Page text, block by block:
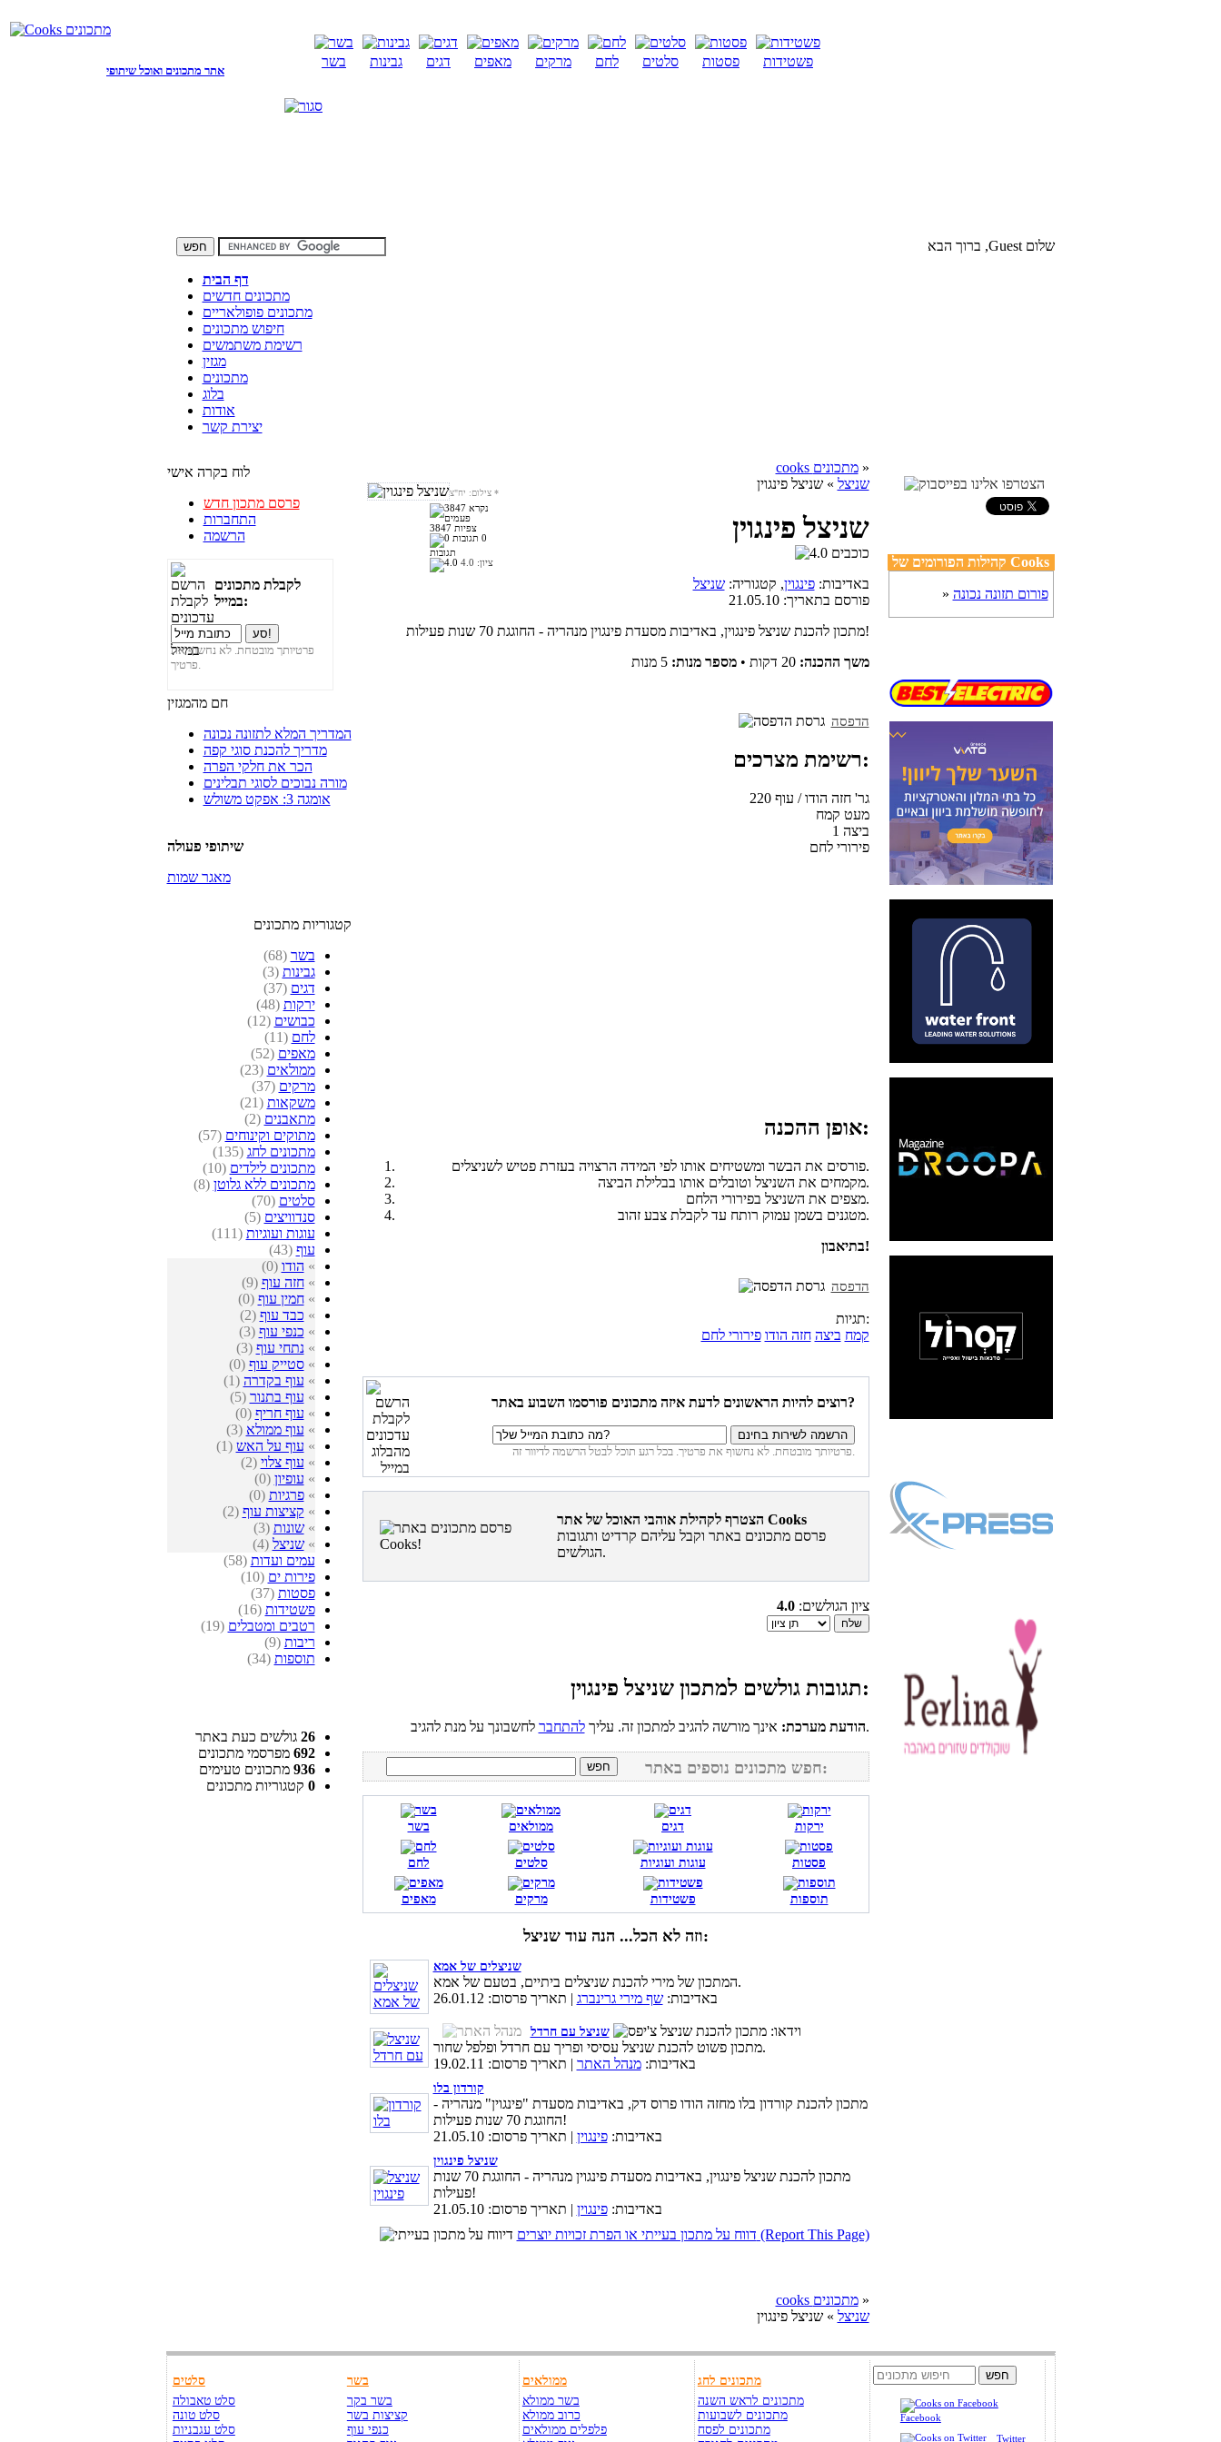
אתר מתכונים ואוכל שיתופי
בשר גבינות דגים מאפים מרקים לחם סלטים פסטות פשטידות
שלום Guest, ברוך הבא
דף הבית
מתכונים חדשים
מתכונים פופולאריים
חיפוש מתכונים
רשימת משתמשים
מגזין
מתכונים
בלוג
אודות
יצירת קשר
לוח בקרה אישי
פרסם מתכון חדש
התחברות
הרשמה
לקבלת מתכונים
במייל:
פרטיותך מובטחת. לא נחשוף את
פרטיך.
חם מהמגזין
המדריך המלא לתזונה נכונה
מדריך להכנת סוגי קפה
הכר את חלקי הפרה
מורה נבוכים לסוגי תבלינים
אומגה 3: אפקט משולש
שיתופי פעולה
מאגר שמות
קטגוריות מתכונים
בשר (68)
גבינות (3)
דגים (37)
ירקות (48)
כבושים (12)
לחם (11)
מאפים (52)
ממולאים (23)
מרקים (37)
משקאות (21)
מתאבנים (2)
מתוקים וקינוחים (57)
מתכונים לחג (135)
מתכונים לילדים (10)
מתכונים ללא גלוטן (8)
סלטים (70)
סנדוויצים (5)
עוגות ועוגיות (111)
עוף (43)
» הודו (0)
»חזה עוף (9)
»חמין עוף (0)
» כבד עוף (2)
» כנפי עוף (3)
»נתחי עוף (3)
»סטייק עוף (0)
» עוף בקדרה (1)
» עוף בתנור (5)
» עוף חריף (0)
» עוף ממולא (3)
» עוף על האש (1)
» עוף צלוי (2)
» עופיון (0)
»פרגיות (0)
» קציצות עוף (2)
»שונות (3)
»שניצל (4)
עמים ועדות (58)
פירות ים (10)
פסטות (37)
פשטידות (16)
רטבים ומטבלים (19)
ריבות (9)
תוספות (34)
26 גולשים כעת באתר
692 מפרסמי מתכונים
936 מתכונים טעימים
0 קטגוריות מתכונים
צילום: יח"צ *
3847 צפיות
0
תגובות
ציון: 4.0
cooks מתכונים»
שניצל » שניצל פינגוין
שניצל פינגוין
באדיבות:פינגוין, קטגוריה:שניצל
פורסם בתאריך:21.05.10
מתכון להכנת שניצל פינגוין, באדיבות מסעדת פינגוין מנהריה - החוגגת 70 שנות פעילות!
משך ההכנה: 20 דקות •מספר מנות: 5 מנות
הדפסה
רשימת מצרכים:
220 גר' חזה הודו / עוף
מעט קמח
1 ביצה
פירורי לחם
אופן ההכנה:
פורסים את הבשר ומשטיחים אותו לפי המידה הרצויה בעזרת פטיש לשניצלים.
מקמחים את השניצל וטובלים אותו בבלילת הביצה.
מצפים את השניצל בפירורי הלחם.
מטגנים בשמן עמוק רותח עד לקבלת צבע זהוב.
בתיאבון!
הדפסה
תגיות:
קמח ביצה חזה הודו פירורי לחם
רוצים להיות הראשונים לדעת איזה מתכונים פורסמו השבוע באתר?
פרטיותך מובטחת. לא נחשוף את פרטיך. בכל רגע תוכל לבטל הרשמה לדיוור זה.
הצטרף לקהילת אוהבי האוכל של אתר Cooks
פרסם מתכונים באתר וקבל עליהם קרדיט ותגובות
הגולשים.
ציון הגולשים:4.0
תגובות גולשים למתכון שניצל פינגוין:
הודעת מערכת: אינך מורשה להגיב למתכון זה. עליךלהתחבר לחשבונך על מנת להגיב.
חפש מתכונים נוספים באתר:
בשר ממולאים דגים ירקות
לחם סלטים עוגות ועוגיות פסטות
מאפים מרקים פשטידות תוספות
וזה לא הכל... הנה עוד שניצל:
שניצלים של אמא
המתכון של מירי להכנת שניצלים ביתיים, בטעם של אמא.
באדיבות:שף מירי גרינברג | תאריך פרסום: 26.01.12
שניצל עם חרדל
מתכון פשוט להכנת שניצל עסיסי ופריך עם חרדל ופלפל שחור.
באדיבות:מנהל האתר | תאריך פרסום: 19.02.11
קורדון בלו
מתכון להכנת קורדון בלו מחזה הודו פרוס דק, באדיבות מסעדת "פינגוין" מנהריה -
החוגגת 70 שנות פעילות!
באדיבות:פינגוין | תאריך פרסום: 21.05.10
שניצל פינגוין
מתכון להכנת שניצל פינגוין, באדיבות מסעדת פינגוין מנהריה - החוגגת 70 שנות
פעילות!
באדיבות:פינגוין | תאריך פרסום: 21.05.10
דווח על מתכון בעייתי או הפרת זכויות יוצרים (Report This Page)
cooks מתכונים»
שניצל » שניצל פינגוין
קהילות הפורומים של Cooks
» פורום תזונה נכונה
סלטים
סלט טאבולה
סלט טונה
סלט עגבניות
בשר
בשר בקר
קציצות בשר
כנפי עוף
ממולאים
בשר ממולא
כרוב ממולא
פלפלים ממולאים
מתכונים לחג
מתכונים לראש השנה
מתכונים לשבועות
מתכונים לפסח
Facebook
Twitter